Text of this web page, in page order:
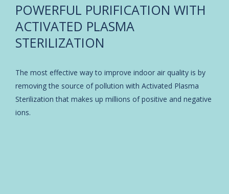
POWERFUL PURIFICATION WITH
ACTIVATED PLASMA
STERILIZATION
The most effective way to improve indoor air quality is by
removing the source of pollution with Activated Plasma
Sterilization that makes up millions of positive and negative
ions.